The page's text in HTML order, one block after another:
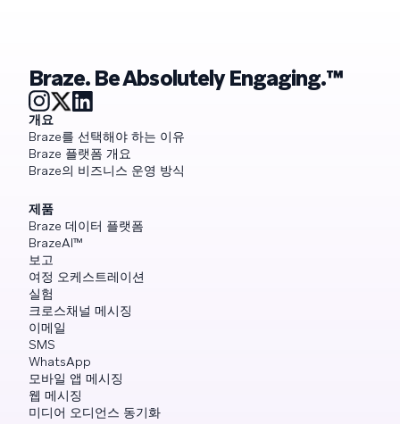
Braze. Be Absolutely Engaging.™
개요
Braze를 선택해야 하는 이유
Braze 플랫폼 개요
Braze의 비즈니스 운영 방식
제품
Braze 데이터 플랫폼
BrazeAI™
보고
여정 오케스트레이션
실험
크로스채널 메시징
이메일
SMS
WhatsApp
모바일 앱 메시징
웹 메시징
미디어 오디언스 동기화